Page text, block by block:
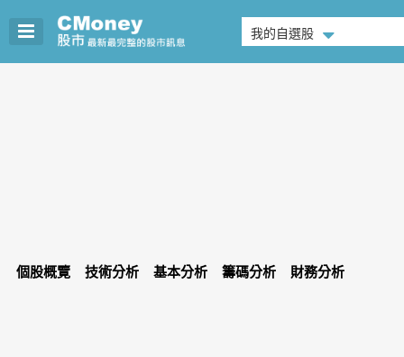
我的自選股
個股概覽 技術分析 基本分析 籌碼分析 財務分析